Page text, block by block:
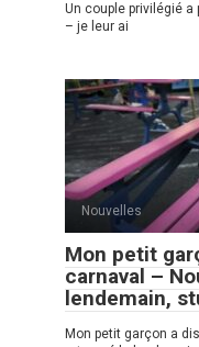
Un couple privilégié a
– je leur ai
Nouvelles
Mon petit
carnaval –
lendemain,
Mon petit garçon a